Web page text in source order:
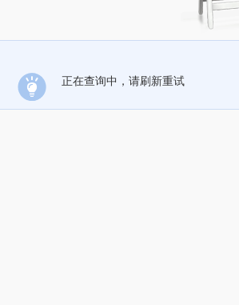
正在查询中，请刷新重试